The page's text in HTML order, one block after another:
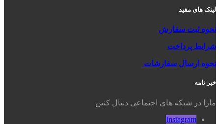
لینک های مفید
نحوه ثبت سفارش
شرایط پرداخت
نحوه ارسال سفارشات
خبر نامه
مارا در شبکه های اجتماعی دنبال کنین
Instagram